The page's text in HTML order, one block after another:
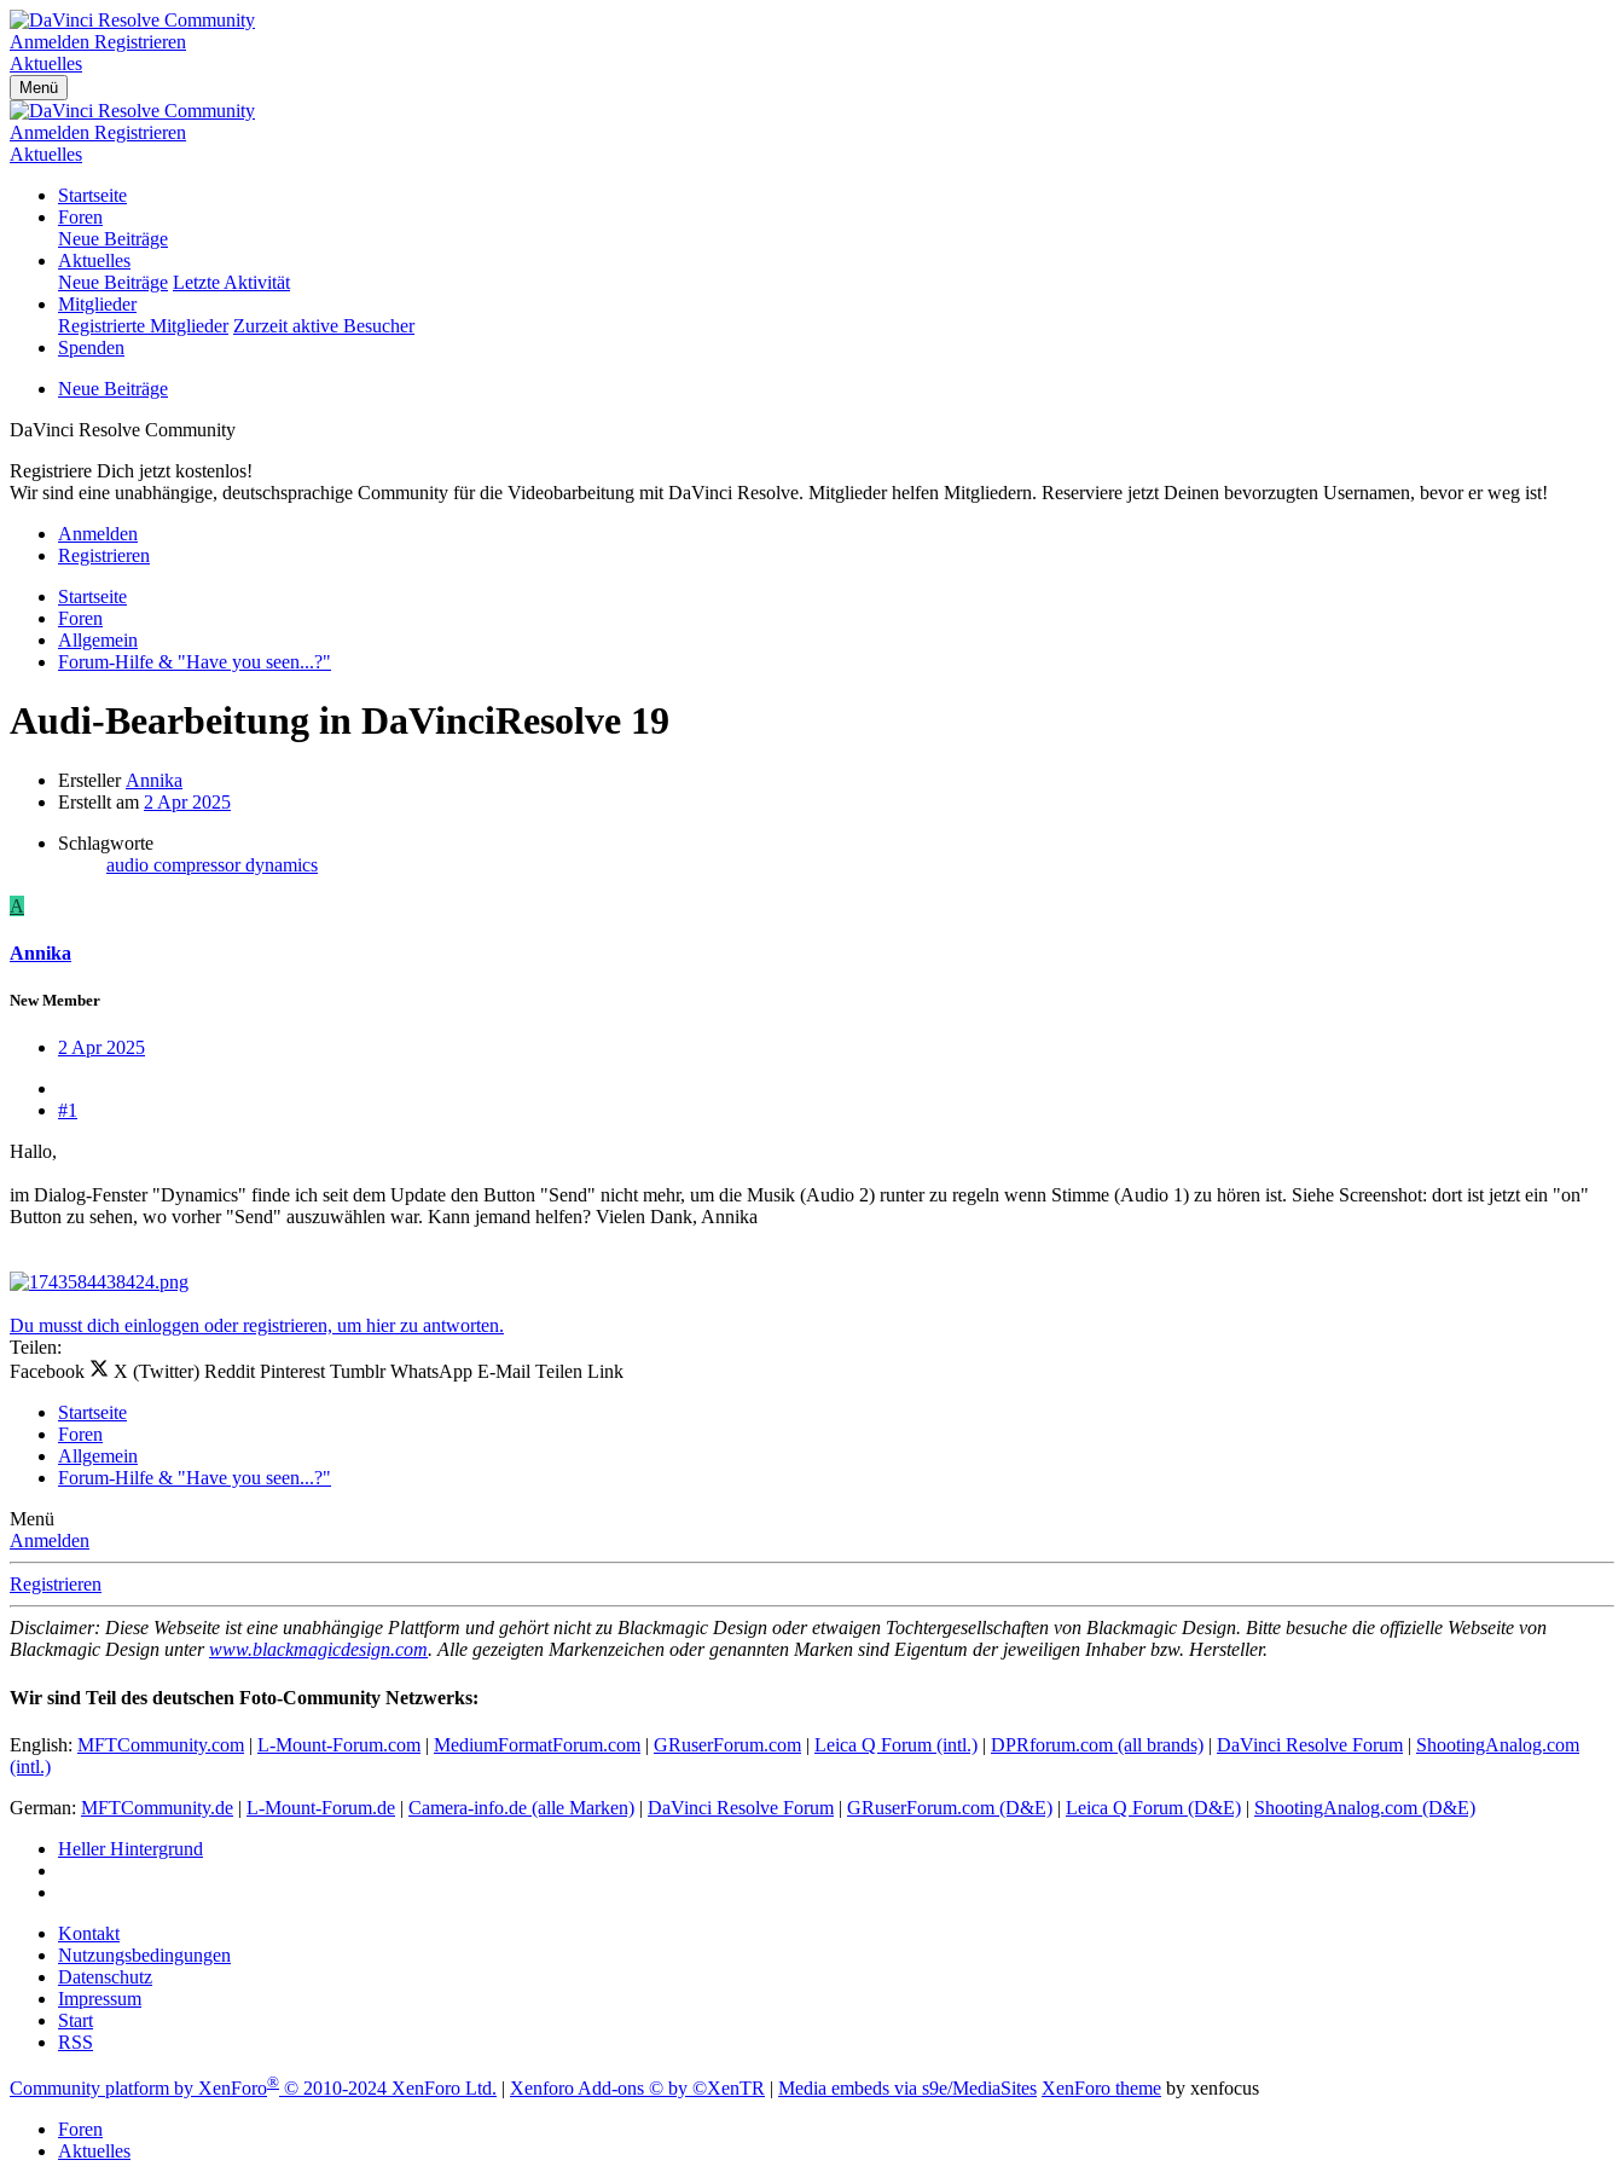
Anmelden Registrieren
Aktuelles
Menü
Anmelden Registrieren
Aktuelles
Startseite
Foren
Neue Beiträge
Aktuelles
Neue Beiträge Letzte Aktivität
Mitglieder
Registrierte Mitglieder Zurzeit aktive Besucher
Spenden
Neue Beiträge
DaVinci Resolve Community
Registriere Dich jetzt kostenlos!
Wir sind eine unabhängige, deutschsprachige Community für die Videobarbeitung mit DaVinci Resolve. Mitglieder helfen Mitgliedern. Reserviere jetzt Deinen bevorzugten Usernamen, bevor er weg ist!
Anmelden
Registrieren
Startseite
Foren
Allgemein
Forum-Hilfe & "Have you seen...?"
Audi-Bearbeitung in DaVinciResolve 19
Ersteller Annika
Erstellt am 2 Apr 2025
Schlagworte
audio compressordynamics
A
Annika
New Member
2 Apr 2025
#1
Hallo,
im Dialog-Fenster "Dynamics" finde ich seit dem Update den Button "Send" nicht mehr, um die Musik (Audio 2) runter zu regeln wenn Stimme (Audio 1) zu hören ist. Siehe Screenshot: dort ist jetzt ein "on"
Button zu sehen, wo vorher "Send" auszuwählen war. Kann jemand helfen? Vielen Dank, Annika
Du musst dich einloggen oder registrieren, um hier zu antworten.
Teilen:
Facebook
X (Twitter) Reddit Pinterest Tumblr WhatsApp E-Mail Teilen Link
Startseite
Foren
Allgemein
Forum-Hilfe & "Have you seen...?"
Menü
Anmelden
Registrieren
Disclaimer: Diese Webseite ist eine unabhängige Plattform und gehört nicht zu Blackmagic Design oder etwaigen Tochtergesellschaften von Blackmagic Design. Bitte besuche die offizielle Webseite von
Blackmagic Design unterwww.blackmagicdesign.com. Alle gezeigten Markenzeichen oder genannten Marken sind Eigentum der jeweiligen Inhaber bzw. Hersteller.
Wir sind Teil des deutschen Foto-Community Netzwerks:
English: MFTCommunity.com | L-Mount-Forum.com | MediumFormatForum.com | GRuserForum.com | Leica Q Forum (intl.) | DPRforum.com (all brands) | DaVinci Resolve Forum | ShootingAnalog.com
(intl.)
German: MFTCommunity.de | L-Mount-Forum.de | Camera-info.de (alle Marken) | DaVinci Resolve Forum | GRuserForum.com (D&E) | Leica Q Forum (D&E) | ShootingAnalog.com (D&E)
Heller Hintergrund
Kontakt
Nutzungsbedingungen
Datenschutz
Impressum
Start
RSS
Community platform by XenForo® © 2010-2024 XenForo Ltd. | Xenforo Add-ons © by ©XenTR | Media embeds via s9e/MediaSites XenForo theme by xenfocus
Foren
Aktuelles